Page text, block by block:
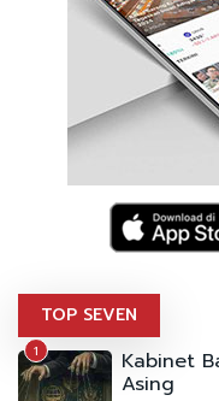
TOP SEVEN
1 Kabinet
Asing